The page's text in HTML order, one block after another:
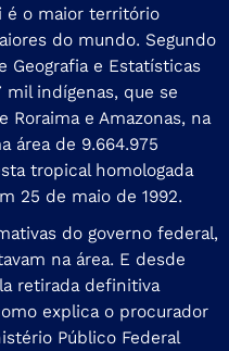
é o maior território
do mundo. Segundo
Geografia e Estatísticas
mil indígenas, que se
e Amazonas, na
área de 9.664.975
tropical homologada
25 de maio de 1992.
do governo federal,
na área. E desde
retirada definitiva
explica o procurador
Público Federal